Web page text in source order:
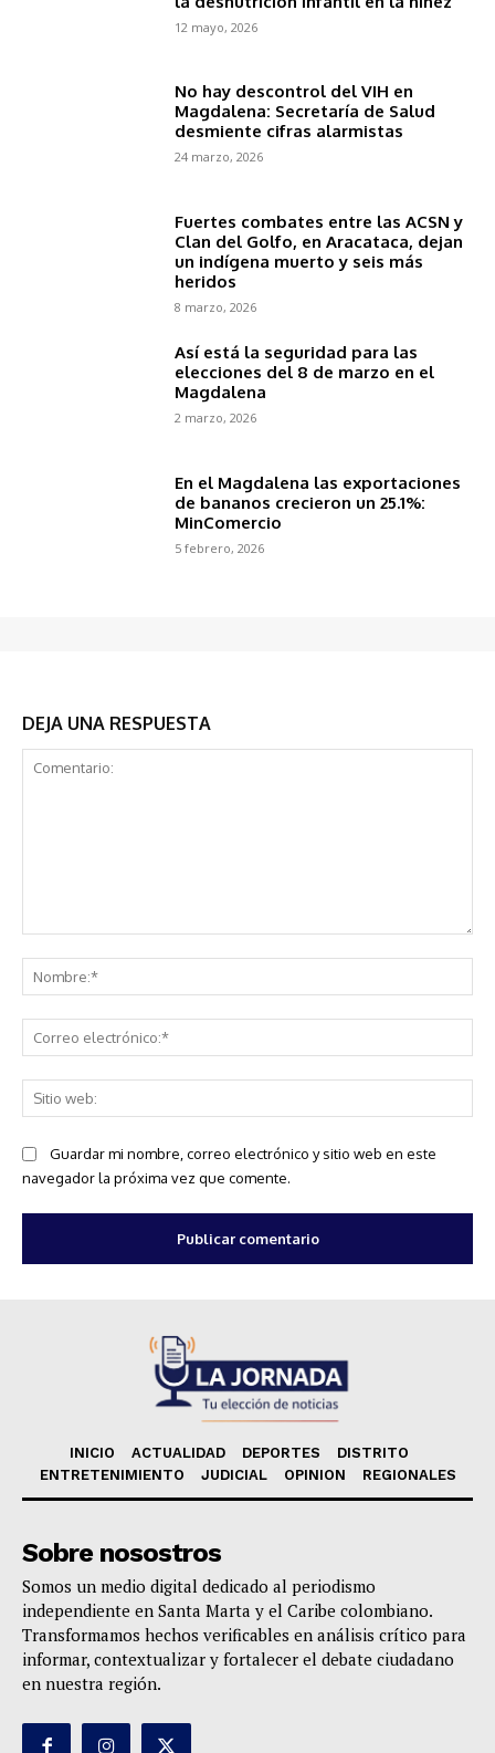
12 mayo, 2026
No hay descontrol del VIH en
Magdalena: Secretaría de Salud
desmiente cifras alarmistas
24 marzo, 2026
Fuertes combates entre las ACSN y
Clan del Golfo, en Aracataca, dejan
un indígena muerto y seis más
heridos
8 marzo, 2026
Así está la seguridad para las
elecciones del 8 de marzo en el
Magdalena
2 marzo, 2026
En el Magdalena las exportaciones
de bananos crecieron un 25.1%:
MinComercio
5 febrero, 2026
DEJA UNA RESPUESTA
Guardar mi nombre, correo electrónico y sitio web en este
navegador la próxima vez que comente.
INICIO ACTUALIDAD DEPORTES
DISTRITO
ENTRETENIMIENTO
JUDICIAL OPINION REGIONALES
Sobre nosostros
Somos un medio digital dedicado al periodismo
independiente en Santa Marta y el Caribe colombiano.
Transformamos hechos verificables en análisis crítico para
informar, contextualizar y fortalecer el debate ciudadano
en nuestra región.